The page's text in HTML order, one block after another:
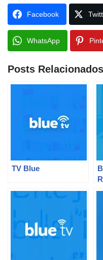
Facebook
WhatsApp
Posts
TV Blue